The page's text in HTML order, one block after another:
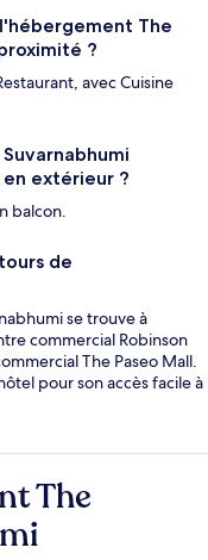
The
?
avec Cuisine
extérieur ?
balcon.
de
se trouve à
commercial Robinson
The Paseo Mall.
pour son accès facile à
The